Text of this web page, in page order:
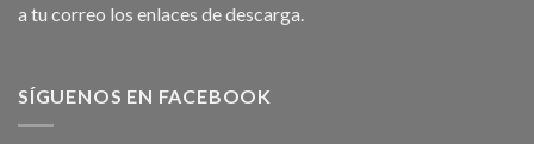
a tu correo los enlaces de descarga.
SÍGUENOS EN FACEBOOK